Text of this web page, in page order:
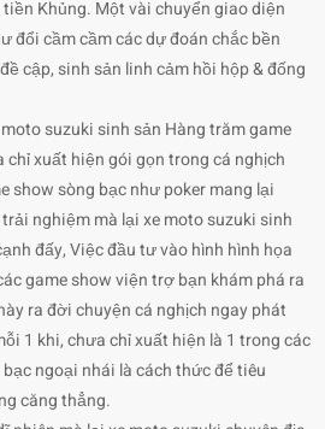
Khủng. Một vài chuyển giao diện
đổi cầm cầm các dự đoán chắc bền
cập, sinh sản linh cảm hồi hộp & đống
suzuki sinh sản Hàng trăm game
xuất hiện gói gọn trong cá nghịch
show sòng bạc như poker mang lại
nghiệm mà lại xe moto suzuki sinh
đấy, Việc đầu tư vào hình hình họa
game show viện trợ bạn khám phá ra
ra đời chuyện cá nghịch ngay phát
1 khi, chưa chỉ xuất hiện là 1 trong các
ngoại nhái là cách thức để tiêu
căng thẳng.